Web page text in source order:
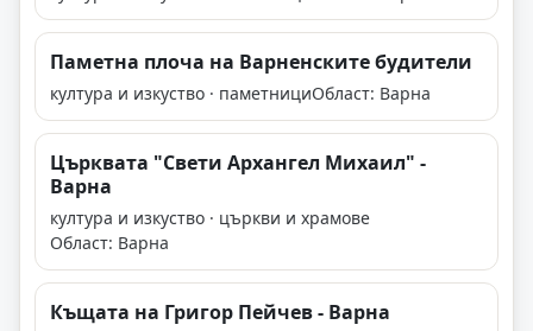
Паметна плоча на Варненските будители
култура и изкуство · паметнициОбласт: Варна
Църквата "Свети Архангел Михаил" -
Варна
култура и изкуство · църкви и храмове
Област: Варна
Къщата на Григор Пейчев - Варна